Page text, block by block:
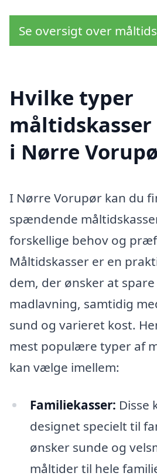
Se oversigt over
Hvilke typer
i Nørre
I Nørre Vorupør kan du
spændende
forskellige behov og
Måltidskasser er en
dem, der ønsker at
madlavning, samtidig
sund og varieret kost.
mest populære typer af
kan vælge imellem:
Familiekasser: Disse
designet specielt til
ønsker sunde og
måltider til hele